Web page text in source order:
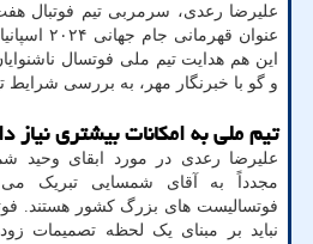
علیرضا رعدی، سرمربی تیم فوتبال
عنوان
این هم هدایت تیم ملی فوتسال
و گو با خبرنگار مهر، به بررسی شرایط
تیم ملی به امکانات بیشتری نیاز
علیرضا رعدی در مورد ابقای وحید
مجدداً به آقای شمسایی تبریک
فوتسالیست های بزرگ کشور هستند.
نباید بر مبنای یک لحظه تصمیمات